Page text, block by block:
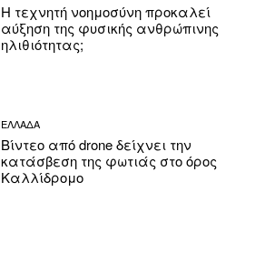
Η τεχνητή νοημοσύνη προκαλεί
αύξηση της φυσικής ανθρώπινης
ηλιθιότητας;
ΕΛΛΑΔΑ
Βίντεο από drone δείχνει την
κατάσβεση της φωτιάς στο όρος
Καλλίδρομο